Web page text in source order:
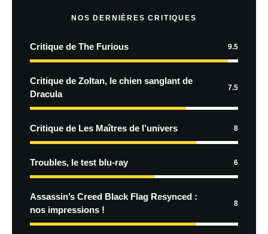
NOS DERNIÈRES CRITIQUES
Critique de The Furious 9.5
Critique de Zoltan, le chien sanglant de
Dracula
7.5
Critique de Les Maîtres de l’univers 8
Troubles, le test blu-ray 6
Assassin’s Creed Black Flag Resynced :
nos impressions !
8